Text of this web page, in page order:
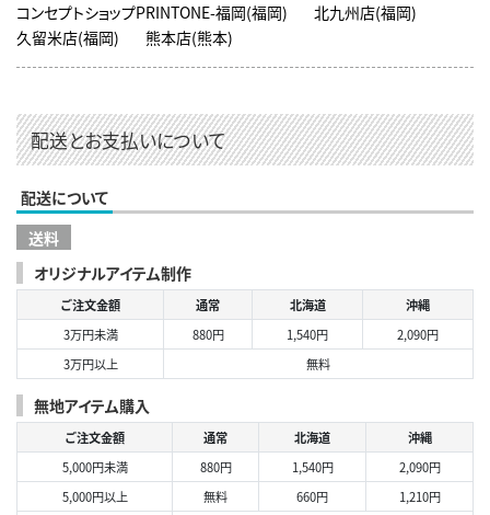
コンセプトショップPRINTONE-福岡(福岡)
北九州店(福岡)
久留米店(福岡)
熊本店(熊本)
配送とお支払いについて
配送について
送料
オリジナルアイテム制作
ご注文金額 通常 北海道
沖縄
3万円未満
880円 1,540円
2,090円
3万円以上
無料
無地アイテム購入
ご注文金額 通常 北海道
沖縄
5,000円未満
880円 1,540円
2,090円
5,000円以上
無料 660円
1,210円